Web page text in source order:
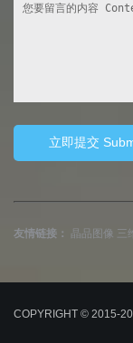
友情链接： 晶品图像 三
COPYRIGHT © 2015-